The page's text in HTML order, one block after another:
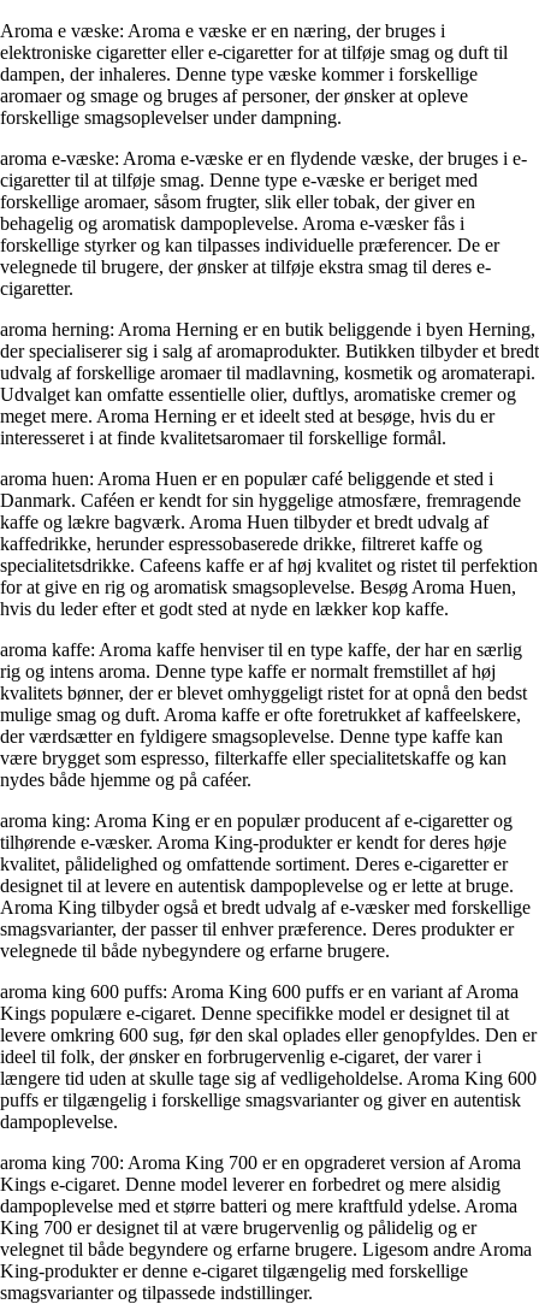
Aroma e væske: Aroma e væske er en næring, der bruges i
elektroniske cigaretter eller e-cigaretter for at tilføje smag og duft til
dampen, der inhaleres. Denne type væske kommer i forskellige
aromaer og smage og bruges af personer, der ønsker at opleve
forskellige smagsoplevelser under dampning.
aroma e-væske: Aroma e-væske er en flydende væske, der bruges i e-
cigaretter til at tilføje smag. Denne type e-væske er beriget med
forskellige aromaer, såsom frugter, slik eller tobak, der giver en
behagelig og aromatisk dampoplevelse. Aroma e-væsker fås i
forskellige styrker og kan tilpasses individuelle præferencer. De er
velegnede til brugere, der ønsker at tilføje ekstra smag til deres e-
cigaretter.
aroma herning: Aroma Herning er en butik beliggende i byen Herning,
der specialiserer sig i salg af aromaprodukter. Butikken tilbyder et bredt
udvalg af forskellige aromaer til madlavning, kosmetik og aromaterapi.
Udvalget kan omfatte essentielle olier, duftlys, aromatiske cremer og
meget mere. Aroma Herning er et ideelt sted at besøge, hvis du er
interesseret i at finde kvalitetsaromaer til forskellige formål.
aroma huen: Aroma Huen er en populær café beliggende et sted i
Danmark. Caféen er kendt for sin hyggelige atmosfære, fremragende
kaffe og lækre bagværk. Aroma Huen tilbyder et bredt udvalg af
kaffedrikke, herunder espressobaserede drikke, filtreret kaffe og
specialitetsdrikke. Cafeens kaffe er af høj kvalitet og ristet til perfektion
for at give en rig og aromatisk smagsoplevelse. Besøg Aroma Huen,
hvis du leder efter et godt sted at nyde en lækker kop kaffe.
aroma kaffe: Aroma kaffe henviser til en type kaffe, der har en særlig
rig og intens aroma. Denne type kaffe er normalt fremstillet af høj
kvalitets bønner, der er blevet omhyggeligt ristet for at opnå den bedst
mulige smag og duft. Aroma kaffe er ofte foretrukket af kaffeelskere,
der værdsætter en fyldigere smagsoplevelse. Denne type kaffe kan
være brygget som espresso, filterkaffe eller specialitetskaffe og kan
nydes både hjemme og på caféer.
aroma king: Aroma King er en populær producent af e-cigaretter og
tilhørende e-væsker. Aroma King-produkter er kendt for deres høje
kvalitet, pålidelighed og omfattende sortiment. Deres e-cigaretter er
designet til at levere en autentisk dampoplevelse og er lette at bruge.
Aroma King tilbyder også et bredt udvalg af e-væsker med forskellige
smagsvarianter, der passer til enhver præference. Deres produkter er
velegnede til både nybegyndere og erfarne brugere.
aroma king 600 puffs: Aroma King 600 puffs er en variant af Aroma
Kings populære e-cigaret. Denne specifikke model er designet til at
levere omkring 600 sug, før den skal oplades eller genopfyldes. Den er
ideel til folk, der ønsker en forbrugervenlig e-cigaret, der varer i
længere tid uden at skulle tage sig af vedligeholdelse. Aroma King 600
puffs er tilgængelig i forskellige smagsvarianter og giver en autentisk
dampoplevelse.
aroma king 700: Aroma King 700 er en opgraderet version af Aroma
Kings e-cigaret. Denne model leverer en forbedret og mere alsidig
dampoplevelse med et større batteri og mere kraftfuld ydelse. Aroma
King 700 er designet til at være brugervenlig og pålidelig og er
velegnet til både begyndere og erfarne brugere. Ligesom andre Aroma
King-produkter er denne e-cigaret tilgængelig med forskellige
smagsvarianter og tilpassede indstillinger.